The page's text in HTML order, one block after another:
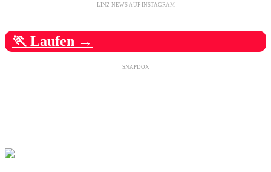
LINZ NEWS AUF INSTAGRAM
🏃 Laufen →
SNAPDOX